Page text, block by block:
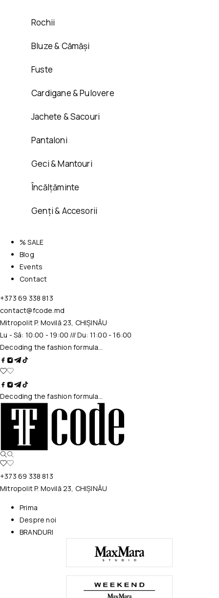
Rochii
Bluze & Cămăși
Fuste
Cardigane & Pulovere
Jachete & Sacouri
Pantaloni
Geci & Mantouri
Încălțăminte
Genți & Accesorii
% SALE
Blog
Events
Contact
+373 69 338 813
contact@fcode.md
Mitropolit P. Movilă 23, CHIȘINĂU
Lu - Sâ: 10:00 - 19:00 /// Du: 11:00 - 16:00
Decoding the fashion formula…
Decoding the fashion formula…
+373 69 338 813
Mitropolit P. Movilă 23, CHIȘINĂU
Prima
Despre noi
BRANDURI